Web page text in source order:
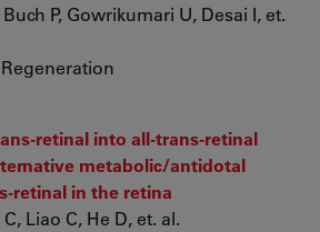
P, Gowrikumari U, Desai I, et.
retinal into all-trans-retinal
metabolic/antidotal
retinal in the retina
Liao C, He D, et. al.